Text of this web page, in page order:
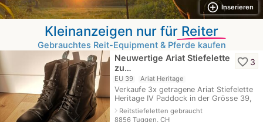
add_circle_outline Inserieren
Kleinanzeigen nur für Reiter
Gebrauchtes Reit-Equipment & Pferde kaufen
Neuwertige Ariat Stiefelette
zu…
EU 39 Ariat Heritage
Verkaufe 3x getragene Ariat Stiefelette
Heritage IV Paddock in der Grösse 39,
da sie mir leider doch zu klein sind.
Neupreis 214.90
navigate_nextReitstiefeletten gebraucht
8856 Tuggen, CH
favorite_border 3